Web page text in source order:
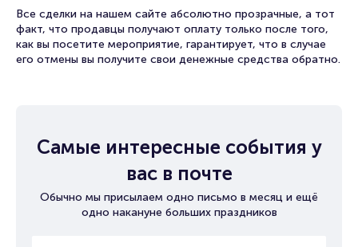
Все сделки на нашем сайте абсолютно прозрачные, а тот
факт, что продавцы получают оплату только после того,
как вы посетите мероприятие, гарантирует, что в случае
его отмены вы получите свои денежные средства обратно.
Самые интересные события у
вас в почте
Обычно мы присылаем одно письмо в месяц и ещё
одно накануне больших праздников